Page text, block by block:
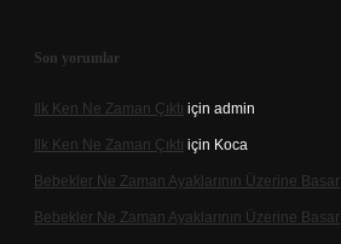
Son yorumlar
Ilk Ken Ne Zaman Çıktı için admin
Ilk Ken Ne Zaman Çıktı için Koca
Bebekler Ne Zaman Ayaklarının Üzerine Basar
Bebekler Ne Zaman Ayaklarının Üzerine Basar